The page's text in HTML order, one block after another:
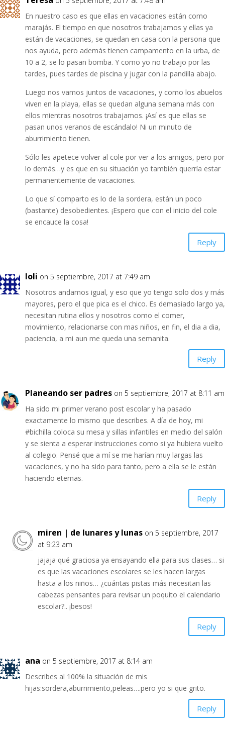
En nuestro caso es que ellas en vacaciones están como
marajás. El tiempo en que nosotros trabajamos y ellas ya
están de vacaciones, se quedan en casa con la persona que
nos ayuda, pero además tienen campamento en la urba, de
10 a 2, se lo pasan bomba. Y como yo no trabajo por las
tardes, pues tardes de piscina y jugar con la pandilla abajo.
Luego nos vamos juntos de vacaciones, y como los abuelos
viven en la playa, ellas se quedan alguna semana más con
ellos mientras nosotros trabajamos. ¡Así es que ellas se
pasan unos veranos de escándalo! Ni un minuto de
aburrimiento tienen.
Sólo les apetece volver al cole por ver a los amigos, pero por
lo demás…y es que en su situación yo también querría estar
permanentemente de vacaciones.
Lo que sí comparto es lo de la sordera, están un poco
(bastante) desobedientes. ¡Espero que con el inicio del cole
se encauce la cosa!
Reply
loli on 5 septiembre, 2017 at 7:49 am
Nosotros andamos igual, y eso que yo tengo solo dos y más
mayores, pero el que pica es el chico. Es demasiado largo ya,
necesitan rutina ellos y nosotros como el comer,
movimiento, relacionarse con mas niños, en fin, el dia a dia,
paciencia, a mi aun me queda una semanita.
Reply
Planeando ser padres on 5 septiembre, 2017 at 8:11 am
Ha sido mi primer verano post escolar y ha pasado
exactamente lo mismo que describes. A día de hoy, mi
#bichilla coloca su mesa y sillas infantiles en medio del salón
y se sienta a esperar instrucciones como si ya hubiera vuelto
al colegio. Pensé que a mí se me harían muy largas las
vacaciones, y no ha sido para tanto, pero a ella se le están
haciendo eternas.
Reply
miren | de lunares y lunas on 5 septiembre, 2017
at 9:23 am
jajaja qué graciosa ya ensayando ella para sus clases… si
es que las vacaciones escolares se les hacen largas
hasta a los niños… ¿cuántas pistas más necesitan las
cabezas pensantes para revisar un poquito el calendario
escolar?.. ¡besos!
Reply
ana on 5 septiembre, 2017 at 8:14 am
Describes al 100% la situación de mis
hijas:sordera,aburrimiento,peleas….pero yo si que grito.
Reply